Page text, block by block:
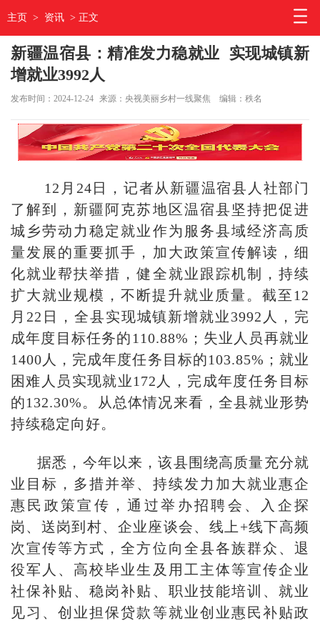
主页 > 资讯 > 正文
新疆温宿县：精准发力稳就业 实现城镇新
增就业3992人
发布时间：2024-12-24 来源：央视美丽乡村一线聚焦 编辑：秩名
12月24日，记者从新疆温宿县人社部门
了解到，新疆阿克苏地区温宿县坚持把促进
城乡劳动力稳定就业作为服务县域经济高质
量发展的重要抓手，加大政策宣传解读，细
化就业帮扶举措，健全就业跟踪机制，持续
扩大就业规模，不断提升就业质量。截至12
月22日，全县实现城镇新增就业3992人，完
成年度目标任务的110.88%；失业人员再就业
1400人，完成年度任务目标的103.85%；就业
困难人员实现就业172人，完成年度任务目标
的132.30%。从总体情况来看，全县就业形势
持续稳定向好。
据悉，今年以来，该县围绕高质量充分就
业目标，多措并举、持续发力加大就业惠企
惠民政策宣传，通过举办招聘会、入企探
岗、送岗到村、企业座谈会、线上+线下高频
次宣传等方式，全方位向全县各族群众、退
役军人、高校毕业生及用工主体等宣传企业
社保补贴、稳岗补贴、职业技能培训、就业
见习、创业担保贷款等就业创业惠民补贴政